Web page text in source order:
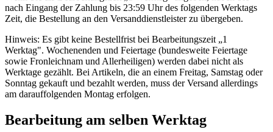
nach Eingang der Zahlung bis 23:59 Uhr des folgenden Werktags
Zeit, die Bestellung an den Versanddienstleister zu übergeben.
Hinweis: Es gibt keine Bestellfrist bei Bearbeitungszeit „1
Werktag". Wochenenden und Feiertage (bundesweite Feiertage
sowie Fronleichnam und Allerheiligen) werden dabei nicht als
Werktage gezählt. Bei Artikeln, die an einem Freitag, Samstag oder
Sonntag gekauft und bezahlt werden, muss der Versand allerdings
am darauffolgenden Montag erfolgen.
Bearbeitung am selben Werktag